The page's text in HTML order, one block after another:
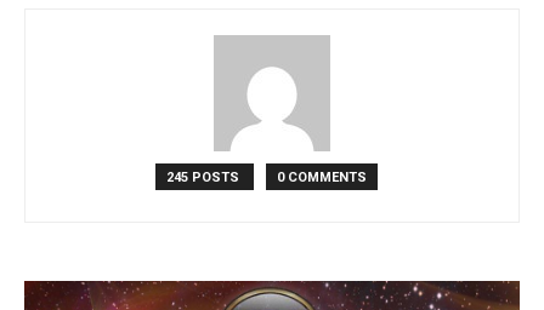
245 POSTS 0 COMMENTS